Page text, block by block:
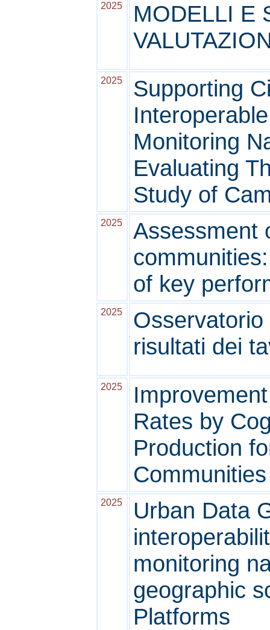
2025
MODELLI E
2025
Supporting
Monitoring
Evaluating
Study of
2025
Assessment
of key
2025
risultati dei
2025
Rates by
Production
Communities
2025
Urban Data
monitoring
geographic
Platforms